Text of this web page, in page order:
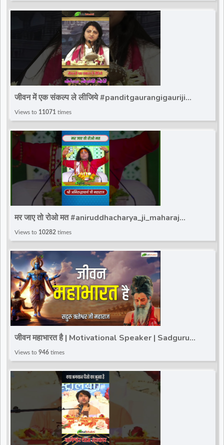
जीवन में एक संकल्प ले लीजिये #panditgaurangigauriji
#gaurangi_gauri_ji #totalbhakti
Views to 11071 times
मर जाए तो रोओ मत #aniruddhacharya_ji_maharaj
#trandingviralvideo #totalbhakti
Views to 10282 times
जीवन महाभारत है | Motivational Speaker | Sadguru
Riteshwar Ji Maharaj | Total Bhakti
Views to 946 times